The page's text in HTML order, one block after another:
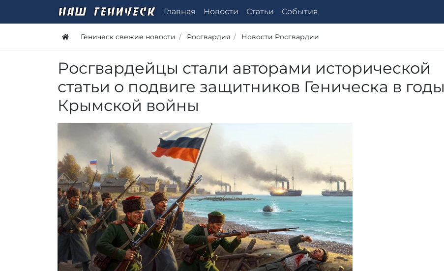
Главная Новости Статьи События
Геническ свежие новости Росгвардия Новости Росгвардии
Росгвардейцы стали авторами исторической
статьи о подвиге защитников Геническа в годы
Крымской войны